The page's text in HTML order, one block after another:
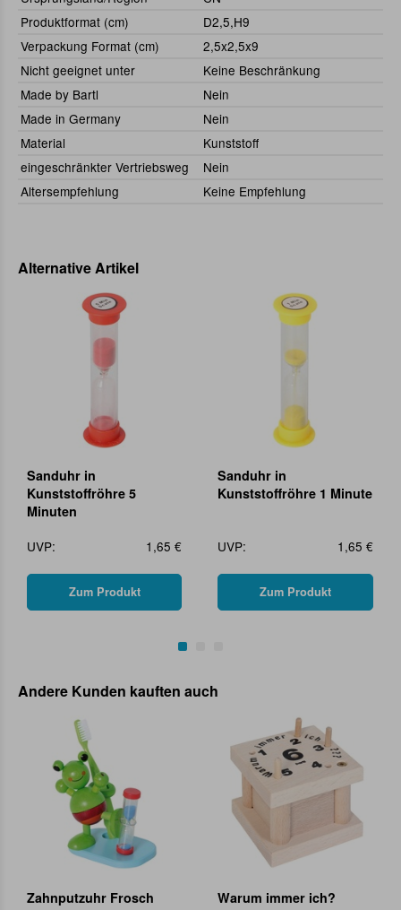
Produktformat (cm)
D2,5,H9
Verpackung Format (cm)
2,5x2,5x9
Nicht geeignet unter
Keine Beschränkung
Made by Bartl
Nein
Made in Germany
Nein
Material
Kunststoff
eingeschränkter Vertriebsweg
Nein
Altersempfehlung
Keine Empfehlung
Alternative Artikel
Sanduhr in
Kunststoffröhre 5
Minuten
UVP:
1,65 €
Zum Produkt
Sanduhr in
Kunststoffröhre 1 Minute
UVP: 1,65 €
Zum Produkt
Andere Kunden kauften auch
Zahnputzuhr Frosch Warum immer ich?